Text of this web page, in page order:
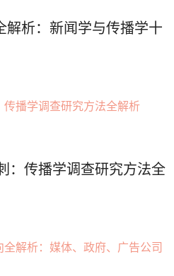
解析：新闻学与传播学十
：传播学调查研究方法全